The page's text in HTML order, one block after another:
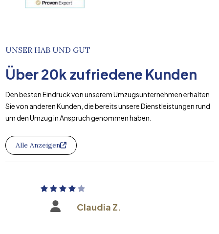
UNSER HAB UND GUT
Über20k zufriedene Kunden
Den besten Eindruck von unserem Umzugsunternehmen erhalten
Sie von anderen Kunden, die bereits unsere Dienstleistungen rund
um den Umzug in Anspruch genommen haben.
Alle Anzeigen
Claudia Z.